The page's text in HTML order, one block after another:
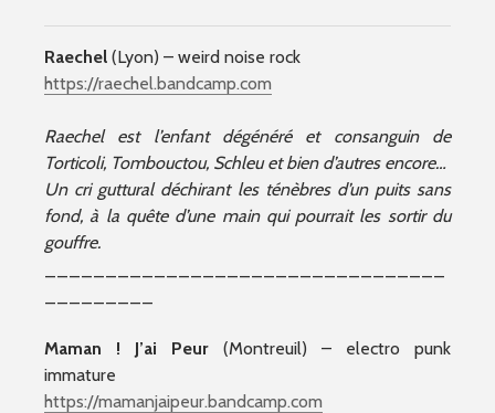
Raechel (Lyon) – weird noise rock
https://raechel.bandcamp.com
Raechel est l’enfant dégénéré et consanguin de
Torticoli, Tombouctou, Schleu et bien d’autres encore…
Un cri guttural déchirant les ténèbres d’un puits sans
fond, à la quête d’une main qui pourrait les sortir du
gouffre.
Maman ! J’ai Peur(Montreuil) – electro punk
immature
https://mamanjaipeur.bandcamp.com